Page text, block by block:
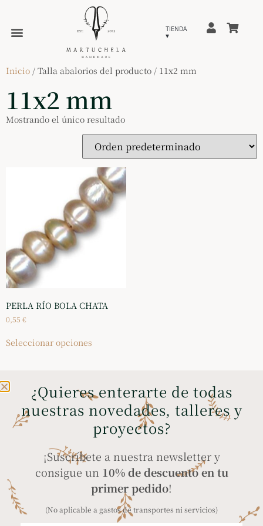
Inicio / Talla abalorios del producto / 11x2 mm
11x2 mm
Mostrando el único resultado
PERLA RÍO BOLA CHATA
0,55 €
Seleccionar opciones
ENVÍOS GRATIS A
PENÍNSULA Y BALEARES
en compras superiores
COMPRA SEGURA
a través de tarjeta
PayPal
ENVÍO A TODO EL
PRODUCTOS
¿Quieres enterarte de todas
nuestras novedades, talleres y
proyectos?
¡Suscríbete a nuestra newsletter y
consigue un 10% de descuento en tu
primer pedido!
(No aplicable a gastos de transportes ni servicios)